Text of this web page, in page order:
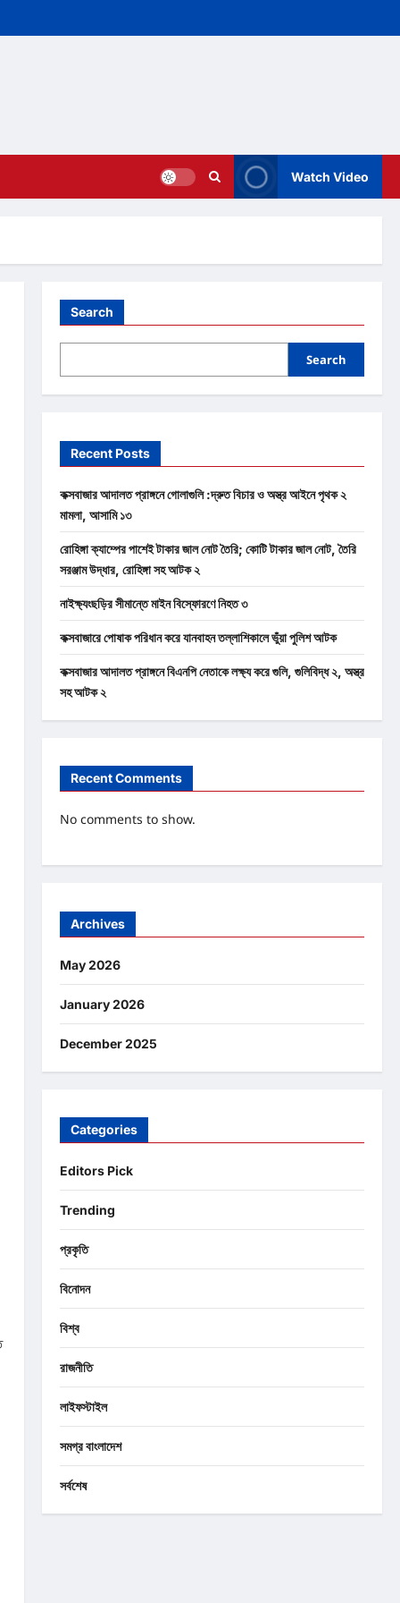
Watch Video
Search
Search
Recent Posts
কক্সবাজার আদালত প্রাঙ্গনে গোলাগুলি :দ্রুত বিচার ও অস্ত্র আইনে পৃথক ২
মামলা, আসামি ১৩
রোহিঙ্গা ক্যাম্পের পাশেই টাকার জাল নোট তৈরি; কোটি টাকার জাল নোট, তৈরি
সরঞ্জাম উদ্ধার, রোহিঙ্গা সহ আটক ২
নাইক্ষ্যংছড়ির সীমান্তে মাইন বিস্ফোরণে নিহত ৩
কক্সবাজারে পোষাক পরিধান করে যানবাহন তল্লাশিকালে ভুঁয়া পুলিশ আটক
কক্সবাজার আদালত প্রাঙ্গনে বিএনপি নেতাকে লক্ষ্য করে গুলি, গুলিবিদ্ধ ২, অস্ত্র
সহ আটক ২
Recent Comments
No comments to show.
Archives
May 2026
January 2026
December 2025
Categories
Editors Pick
Trending
প্রকৃতি
বিনোদন
বিশ্ব
রাজনীতি
লাইফস্টাইল
সমগ্র বাংলাদেশ
সর্বশেষ